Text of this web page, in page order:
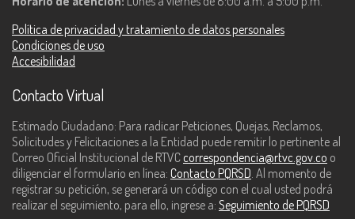
Política de privacidad y tratamiento de datos personales
Condiciones de uso
Accesibilidad
Contacto Virtual
Estimado Ciudadano: Para radicar Peticiones, Quejas, Reclamos,
Solicitudes y Felicitaciones a la Entidad puede remitir lo pertinente al
Correo Oficial Institucional de RTVC correspondencia@rtvc.gov.co o
diligenciar el formulario en línea: Contacto PQRSD. Al momento de
registrar su petición, se generará un código con el cual usted podrá
realizar el seguimiento, para ello, ingrese a: Seguimiento de PQRSD